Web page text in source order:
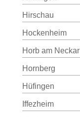
Hirschau
Hockenheim
Horb am Neckar
Hornberg
Hüfingen
Iffezheim